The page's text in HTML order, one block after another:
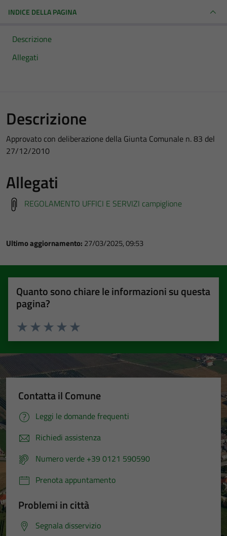
INDICE DELLA PAGINA
Descrizione
Allegati
Descrizione
Approvato con deliberazione della Giunta Comunale n. 83 del
27/12/2010
Allegati
REGOLAMENTO UFFICI E SERVIZI campiglione
Ultimo aggiornamento: 27/03/2025, 09:53
Quanto sono chiare le informazioni su questa
pagina?
Valuta 5 stelle su 5
Valuta 4 stelle su 5
Valuta 3 stelle su 5
Valuta 2 stelle su 5
Valuta 1 stelle su 5
Contatta il Comune
Leggi le domande frequenti
Richiedi assistenza
Numero verde +39 0121 590590
Prenota appuntamento
Problemi in città
Segnala disservizio